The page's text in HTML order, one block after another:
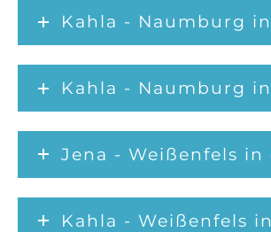
Kahla - Naumburg in
Kahla - Naumburg
Jena - Weißenfels in
Kahla - Weißenfels